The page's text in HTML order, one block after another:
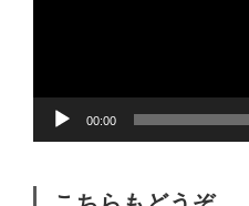
ー
00:00